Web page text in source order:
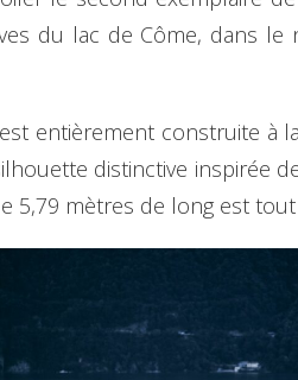
du lac de Côme, dans le
entièrement construite à
distinctive inspirée
5,79 mètres de long est tout